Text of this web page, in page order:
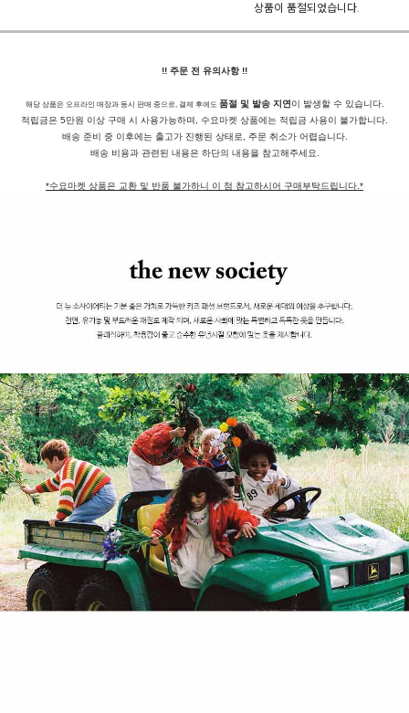
상품이 품절되었습니다.
!! 주문 전 유의사항 !!
해당 상품은 오프라인 매장과 동시 판매 중으로, 결제 후에도 품절 및 발송 지연 이 발생할 수 있습니다.
적립금은 5만원 이상 구매 시 사용가능하며, 수요마켓 상품에는 적립금 사용이 불가합니다.
배송 준비 중 이후에는 출고가 진행된 상태로, 주문 취소가 어렵습니다.
배송 비용과 관련된 내용은 하단의 내용을 참고해주세요.
*수요마켓 상품은 교환 및 반품 불가하니 이 점 참고하시어 구매부탁드립니다.*